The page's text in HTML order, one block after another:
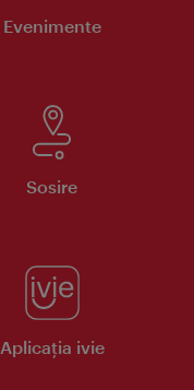
Evenimente
Sosire
Aplicaţia ivie